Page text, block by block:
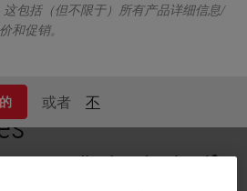
包括（但不限于）所有产品详细信息/
和促销。
或者 不
Medical and Scientific